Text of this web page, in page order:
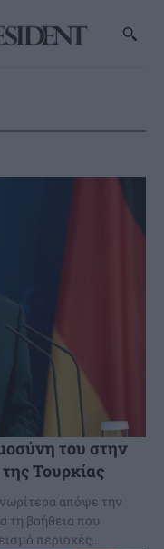
του στην
Τουρκίας
απόψε την
τη βοήθεια που
περιοχές...